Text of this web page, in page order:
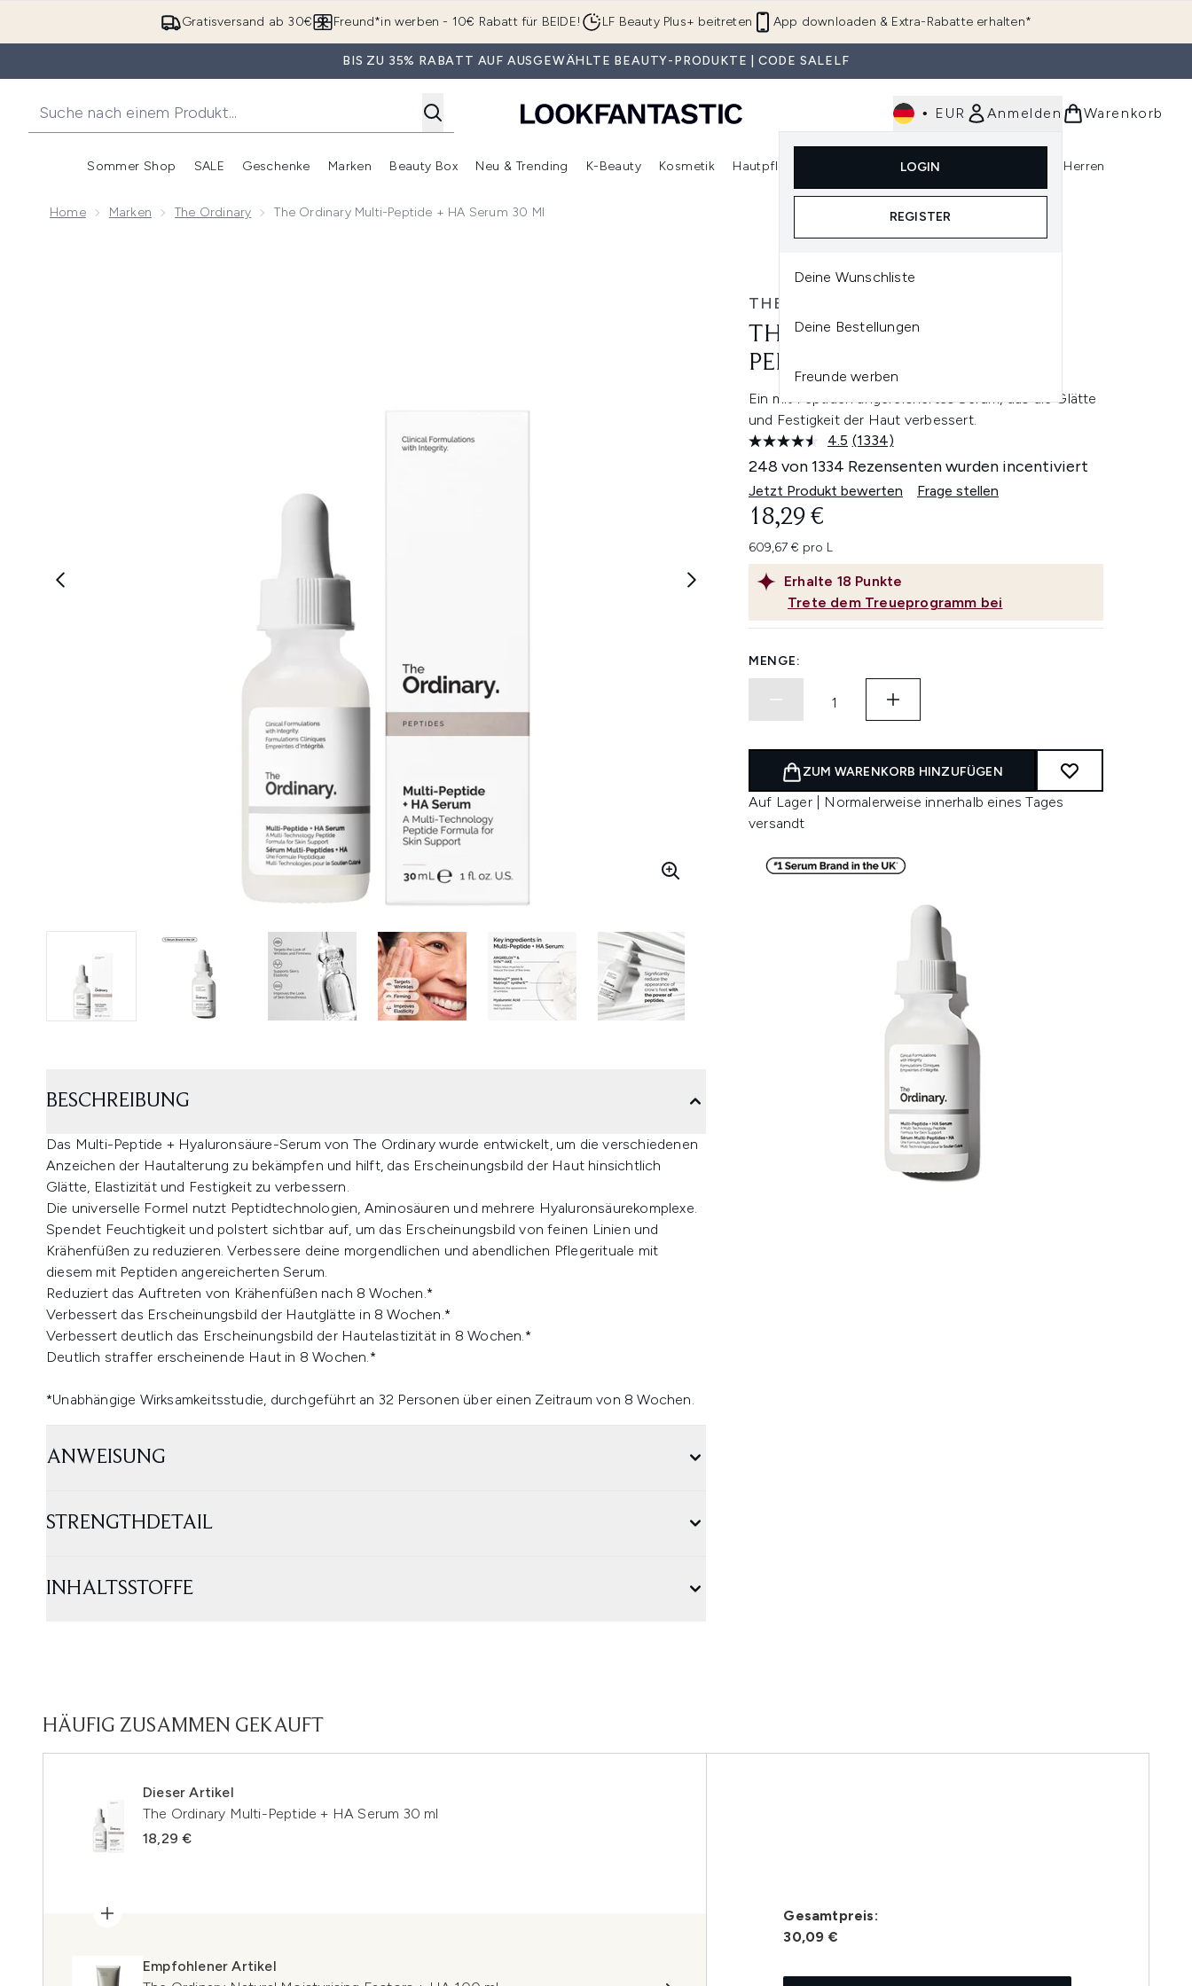
Zum Hauptinhalt springen
Gratisversand ab 30€ App downloaden & Extra-Rabatte erhalten*
Freund*in werben - 10€ Rabatt für BEIDE! LF Beauty Plus+ beitreten
BIS ZU 35% RABATT AUF AUSGEWÄHLTE BEAUTY-PRODUKTE | CODE SALELF
• EUR Anmelden
LOGIN
REGISTER
Deine Wunschliste
Deine Bestellungen
Freunde werben
Warenkorb
Sommer Shop
Untermenü Anmelden (Sommer Shop)
SALE
Untermenü Anmelden (SALE)
Geschenke
Untermenü Anmelden (Geschenke)
Marken
Untermenü Anmelden (Marken)
Beauty Box
Untermenü Anmelden (Beauty Box)
Neu & Trending
Untermenü Anmelden (Neu & Trending)
K-Beauty Kosmetik
Untermenü Anmelden (Kosmetik)
Hautpflege
Untermenü Anmelden (Haarpflege)
Parfum
Untermenü Anmelden (Parfum)
Herren
Home Marken The Ordinary The Ordinary Multi-Peptide + HA Serum 30 Ml
THE ORDINARY
THE ORDINARY MULTI-
PEPTIDE + HA SERUM 30 ML
Ein mit Peptiden angereichertes Serum, das die Glätte
und Festigkeit der Haut verbessert.
4.5 1334
Bewertungen
lesen.
Link
(1334)
248 von 1334 Rezensenten wurden incentiviert
Jetzt Produkt bewerten Frage stellen
Erhalte 18 Punkte
Trete dem Treueprogramm bei
18,29 €
609,67 € pro L
MENGE:
ZUM WARENKORB HINZUFÜGEN
Auf Lager | Normalerweise innerhalb eines Tages
versandt
BESCHREIBUNG
Das Multi-Peptide + Hyaluronsäure-Serum von The Ordinary wurde entwickelt, um die verschiedenen
Anzeichen der Hautalterung zu bekämpfen und hilft, das Erscheinungsbild der Haut hinsichtlich
Glätte, Elastizität und Festigkeit zu verbessern.
Die universelle Formel nutzt Peptidtechnologien, Aminosäuren und mehrere Hyaluronsäurekomplexe.
Spendet Feuchtigkeit und polstert sichtbar auf, um das Erscheinungsbild von feinen Linien und
Krähenfüßen zu reduzieren. Verbessere deine morgendlichen und abendlichen Pflegerituale mit
diesem mit Peptiden angereicherten Serum.
Reduziert das Auftreten von Krähenfüßen nach 8 Wochen.*
Verbessert das Erscheinungsbild der Hautglätte in 8 Wochen.*
Verbessert deutlich das Erscheinungsbild der Hautelastizität in 8 Wochen.*
Deutlich straffer erscheinende Haut in 8 Wochen.*
*Unabhängige Wirksamkeitsstudie, durchgeführt an 32 Personen über einen Zeitraum von 8 Wochen.
ANWEISUNG
STRENGTHDETAIL
INHALTSSTOFFE
HÄUFIG ZUSAMMEN GEKAUFT
Dieser Artikel
The Ordinary Multi-Peptide + HA Serum 30 ml
18,29 €
Empfohlener Artikel
Gesamtpreis:
30,09 €